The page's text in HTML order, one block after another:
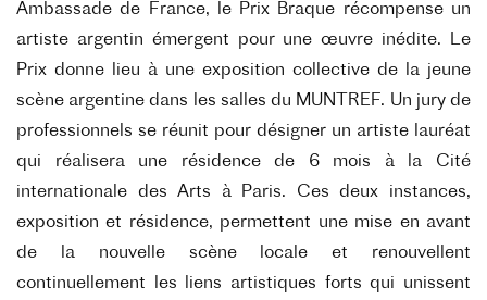
Ambassade de France, le Prix Braque récompense un
artiste argentin émergent pour une œuvre inédite. Le
Prix donne lieu à une exposition collective de la jeune
scène argentine dans les salles du MUNTREF. Un jury de
professionnels se réunit pour désigner un artiste lauréat
qui réalisera une résidence de 6 mois à la Cité
internationale des Arts à Paris. Ces deux instances,
exposition et résidence, permettent une mise en avant
de la nouvelle scène locale et renouvellent
continuellement les liens artistiques forts qui unissent